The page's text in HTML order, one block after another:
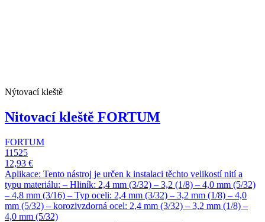
Nýtovací kleště
Nitovací kleště FORTUM
FORTUM
11525
12,93 €
Aplikace: Tento nástroj je určen k instalaci těchto velikostí nití a
typu materiálu: – Hliník: 2,4 mm (3/32) – 3,2 (1/8) – 4,0 mm (5/32)
– 4,8 mm (3/16) – Typ oceli: 2,4 mm (3/32) – 3,2 mm (1/8) – 4,0
mm (5/32) – korozivzdorná ocel: 2,4 mm (3/32) – 3,2 mm (1/8) –
4,0 mm (5/32)